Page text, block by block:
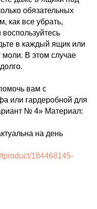
обязательных
как все убрать,
в каждый ящик или
моли. В этом случае
вам с
или гардеробной для
№ 4» Материал:
на день
184468145-